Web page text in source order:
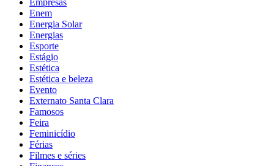
Enem
Energia Solar
Energias
Esporte
Estágio
Estética
Estética e beleza
Evento
Externato Santa Clara
Famosos
Feira
Feminicídio
Férias
Filmes e séries